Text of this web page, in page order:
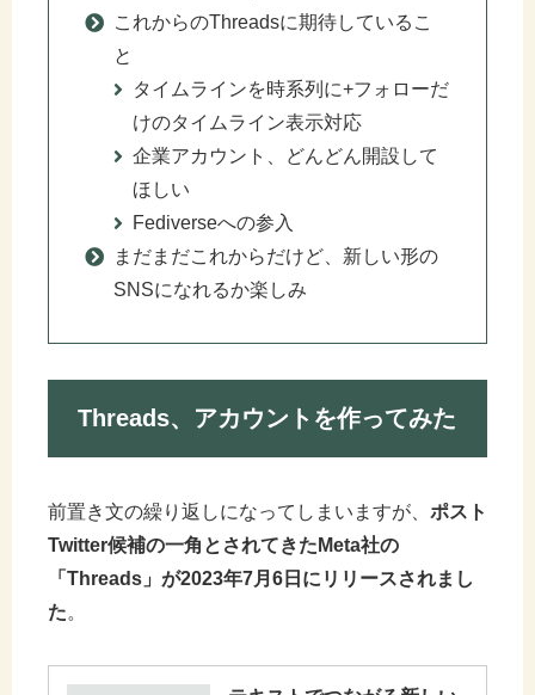
これからのThreadsに期待しているこ
と
タイムラインを時系列に+フォローだ
けのタイムライン表示対応
企業アカウント、どんどん開設して
ほしい
Fediverseへの参入
まだまだこれからだけど、新しい形の
SNSになれるか楽しみ
Threads、アカウントを作ってみた
前置き文の繰り返しになってしまいますが、 ポスト
Twitter候補の一角とされてきたMeta社の
「Threads」が2023年7月6日にリリースされまし
た。